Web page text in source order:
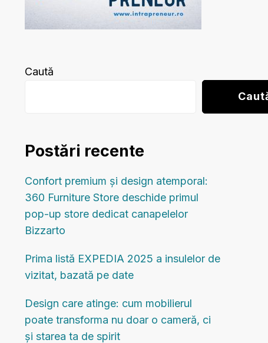
Caută
Postări recente
Confort premium și design atemporal:
360 Furniture Store deschide primul
pop-up store dedicat canapelelor
Bizzarto
Prima listă EXPEDIA 2025 a insulelor de
vizitat, bazată pe date
Design care atinge: cum mobilierul
poate transforma nu doar o cameră, ci
și starea ta de spirit